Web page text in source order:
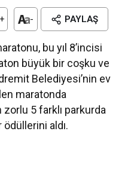
- PAYLAŞ
bu yıl 8’incisi
büyük bir coşku ve
Belediyesi’nin ev
maratonda
zorlu 5 farklı parkurda
aldı.